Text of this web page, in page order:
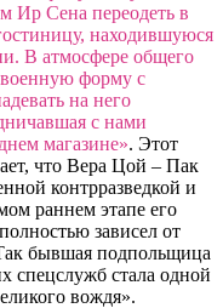
Ир Сена переодеть в
находившуюся
В атмосфере общего
форму с
на него
с нами
магазине». Этот
что Вера Цой – Пак
контрразведкой и
раннем этапе его
зависел от
бывшая подпольщица
спецслужб стала одной
вождя».